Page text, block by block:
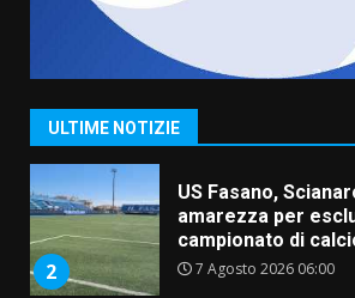
ULTIME NOTIZIE
2
US Fasano,
campionato di
7 Agosto 2026 06:00
Fasanese ferito a
da fuoco
6 Agosto 2026 18:13